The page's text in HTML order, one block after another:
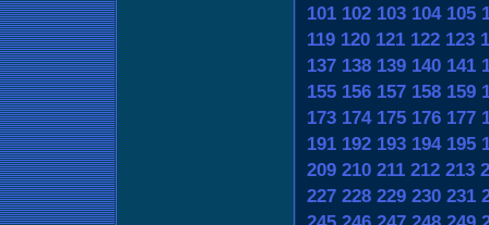
101 102 103 104 105
119 120 121 122 123
137 138 139 140 141
155 156 157 158 159
173 174 175 176 177
191 192 193 194 195
209 210 211 212 213
227 228 229 230 231